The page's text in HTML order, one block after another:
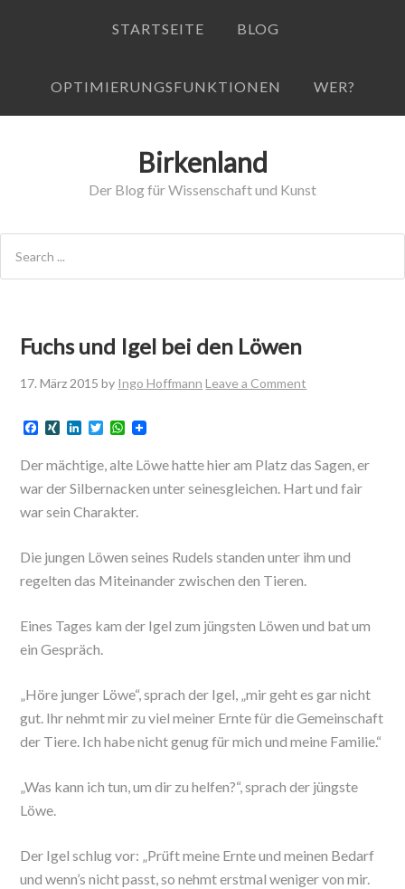
STARTSEITE BLOG
OPTIMIERUNGSFUNKTIONEN WER?
Birkenland
Der Blog für Wissenschaft und Kunst
Fuchs und Igel bei den Löwen
17. März 2015 by Ingo Hoffmann Leave a Comment
F
e
b
o
o
X
N
G
L
n
k
e
d
I
T
t
t
e
r
W
t
s
A
p
Der mächtige, alte Löwe hatte hier am Platz das Sagen, er
war der Silbernacken unter seinesgleichen. Hart und fair
war sein Charakter.
Die jungen Löwen seines Rudels standen unter ihm und
regelten das Miteinander zwischen den Tieren.
Eines Tages kam der Igel zum jüngsten Löwen und bat um
ein Gespräch.
„Höre junger Löwe“, sprach der Igel, „mir geht es gar nicht
gut. Ihr nehmt mir zu viel meiner Ernte für die Gemeinschaft
der Tiere. Ich habe nicht genug für mich und meine Familie.“
„Was kann ich tun, um dir zu helfen?“, sprach der jüngste
Löwe.
Der Igel schlug vor: „Prüft meine Ernte und meinen Bedarf
und wenn’s nicht passt, so nehmt erstmal weniger von mir.